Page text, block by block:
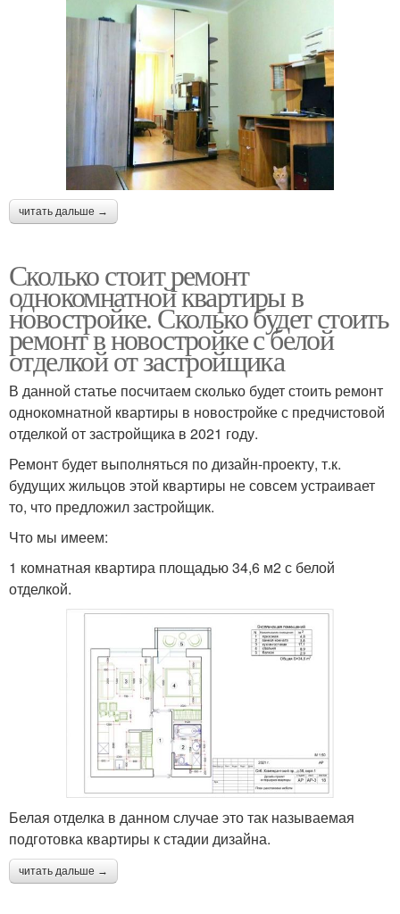
читать дальше →
Сколько стоит ремонт
однокомнатной квартиры в
новостройке. Сколько будет стоить
ремонт в новостройке с белой
отделкой от застройщика
В данной статье посчитаем сколько будет стоить ремонт
однокомнатной квартиры в новостройке с предчистовой
отделкой от застройщика в 2021 году.
Ремонт будет выполняться по дизайн-проекту, т.к.
будущих жильцов этой квартиры не совсем устраивает
то, что предложил застройщик.
Что мы имеем:
1 комнатная квартира площадью 34,6 м2 с белой
отделкой.
Белая отделка в данном случае это так называемая
подготовка квартиры к стадии дизайна.
читать дальше →